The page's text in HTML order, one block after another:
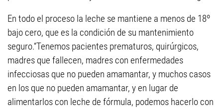
En todo el proceso la leche se mantiene a menos de 18º
bajo cero, que es la condición de su mantenimiento
seguro.“Tenemos pacientes prematuros, quirúrgicos,
madres que fallecen, madres con enfermedades
infecciosas que no pueden amamantar, y muchos casos
en los que no pueden amamantar, y en lugar de
alimentarlos con leche de fórmula, podemos hacerlo con